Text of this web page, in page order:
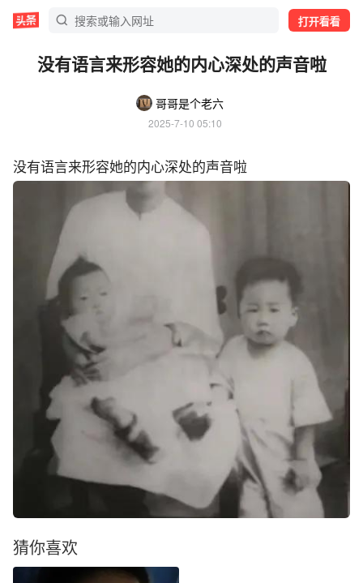
打开看看
没有语言来形容她的内心深处的声音啦
哥哥是个老六
2025-7-10 05:10
没有语言来形容她的内心深处的声音啦
猜你喜欢